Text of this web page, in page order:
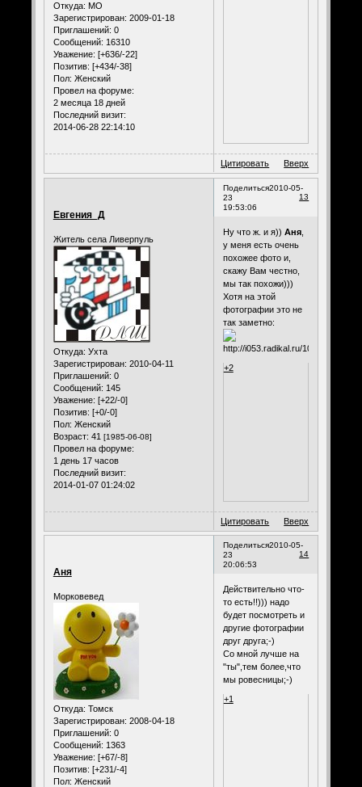
Откуда: МО
Зарегистрирован: 2009-01-18
Приглашений: 0
Сообщений: 16310
Уважение: [+636/-22]
Позитив: [+434/-38]
Пол: Женский
Провел на форуме:
2 месяца 18 дней
Последний визит:
2014-06-28 22:14:10
Цитировать Вверх
Поделиться
13
2010-05-
23
19:53:06
Евгения_Д
Житель села Ливерпуль
Откуда: Ухта
Зарегистрирован: 2010-04-11
Приглашений: 0
Сообщений: 145
Уважение: [+22/-0]
Позитив: [+0/-0]
Пол: Женский
Возраст: 41 [1985-06-08]
Провел на форуме:
1 день 17 часов
Последний визит:
2014-01-07 01:24:02
Ну что ж. и я)) Аня,
у меня есть очень
похожее фото и,
скажу Вам честно,
мы так похожи)))
Хотя на этой
фотографии это не
так заметно:
+2
Цитировать Вверх
Поделиться
14
2010-05-
23
20:06:53
Аня
Морковевед
Откуда: Томск
Зарегистрирован: 2008-04-18
Приглашений: 0
Сообщений: 1363
Уважение: [+67/-8]
Позитив: [+231/-4]
Пол: Женский
Действительно что-
то есть!!))) надо
будет посмотреть и
другие фотографии
друг друга;-)
Со мной лучше на
"ты",тем более,что
мы ровесницы;-)
+1